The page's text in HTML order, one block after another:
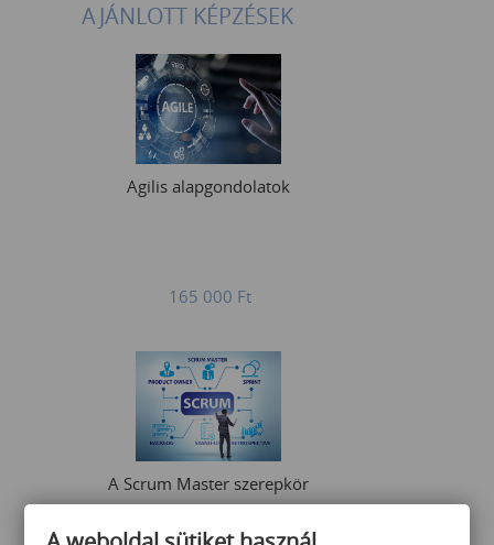
AJÁNLOTT KÉPZÉSEK
Agilis alapgondolatok
165 000 Ft
A Scrum Master szerepkör